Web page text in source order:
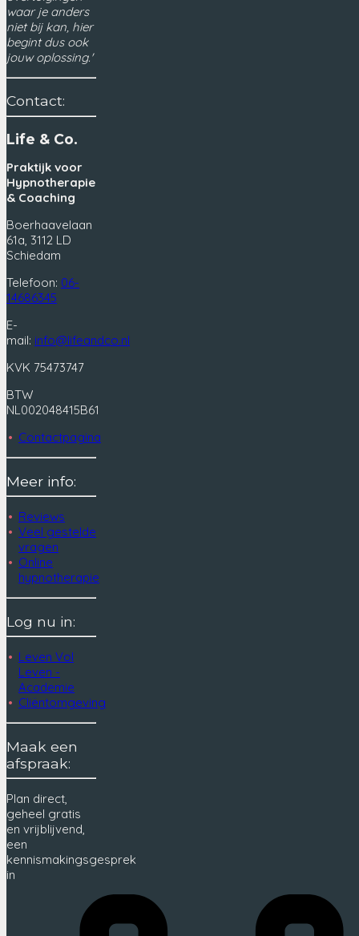
waar je anders
niet bij kan, hier
begint dus ook
jouw oplossing.'
Contact:
Life & Co.
Praktijk voor
Hypnotherapie
& Coaching
Boerhaavelaan
61a, 3112 LD
Schiedam
Telefoon: 06-
14686345
E-
mail: info@lifeandco.nl
KVK 75473747
BTW
NL002048415B61
Contactpagina
Meer info:
Reviews
Veel gestelde
vragen
Online
hypnotherapie
Log nu in:
Leven Vol
Leven -
Academie
Cliëntomgeving
Maak een
afspraak:
Plan direct,
geheel gratis
en vrijblijvend,
een
kennismakingsgesprek
in